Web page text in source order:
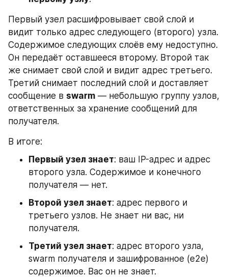
Первый узел расшифровывает свой слой и
видит только адрес следующего (второго) узла.
Содержимое следующих слоёв ему недоступно.
Он передаёт оставшееся второму. Второй так
же снимает свой слой и видит адрес третьего.
Третий снимает последний слой и доставляет
сообщение в swarm — небольшую группу узлов,
ответственных за хранение сообщений для
получателя.
В итоге:
Первый узел знает: ваш IP-адрес и адрес
второго узла. Содержимое и конечного
получателя — нет.
Второй узел знает: адрес первого и
третьего узлов. Не знает ни вас, ни
получателя.
Третий узел знает: адрес второго узла,
swarm получателя и зашифрованное (e2e)
содержимое. Вас он не знает.